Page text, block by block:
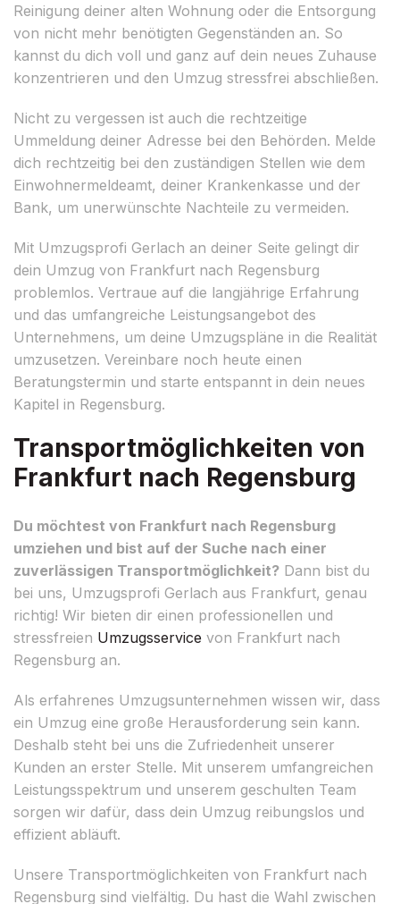
Reinigung deiner alten Wohnung oder die Entsorgung
von nicht mehr benötigten Gegenständen an. So
kannst du dich voll und ganz auf dein neues Zuhause
konzentrieren und den Umzug stressfrei abschließen.
Nicht zu vergessen ist auch die rechtzeitige
Ummeldung deiner Adresse bei den Behörden. Melde
dich rechtzeitig bei den zuständigen Stellen wie dem
Einwohnermeldeamt, deiner Krankenkasse und der
Bank, um unerwünschte Nachteile zu vermeiden.
Mit Umzugsprofi Gerlach an deiner Seite gelingt dir
dein Umzug von Frankfurt nach Regensburg
problemlos. Vertraue auf die langjährige Erfahrung
und das umfangreiche Leistungsangebot des
Unternehmens, um deine Umzugspläne in die Realität
umzusetzen. Vereinbare noch heute einen
Beratungstermin und starte entspannt in dein neues
Kapitel in Regensburg.
Transportmöglichkeiten von
Frankfurt nach Regensburg
Du möchtest von Frankfurt nach Regensburg
umziehen und bist auf der Suche nach einer
zuverlässigen Transportmöglichkeit? Dann bist du
bei uns, Umzugsprofi Gerlach aus Frankfurt, genau
richtig! Wir bieten dir einen professionellen und
stressfreien Umzugsservice von Frankfurt nach
Regensburg an.
Als erfahrenes Umzugsunternehmen wissen wir, dass
ein Umzug eine große Herausforderung sein kann.
Deshalb steht bei uns die Zufriedenheit unserer
Kunden an erster Stelle. Mit unserem umfangreichen
Leistungsspektrum und unserem geschulten Team
sorgen wir dafür, dass dein Umzug reibungslos und
effizient abläuft.
Unsere Transportmöglichkeiten von Frankfurt nach
Regensburg sind vielfältig. Du hast die Wahl zwischen